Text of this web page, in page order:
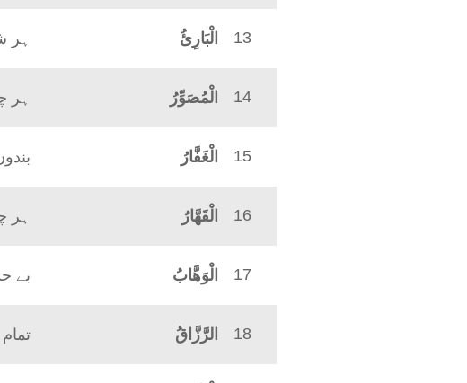
13 الْبَارِئُ ہر
14 الْمُصَوِّرُ ہر
15 الْغَفَّارُ
16 الْقَهَّارُ ہر
17 الْوَهَّابُ بے
18 الرَّزَّاقُ